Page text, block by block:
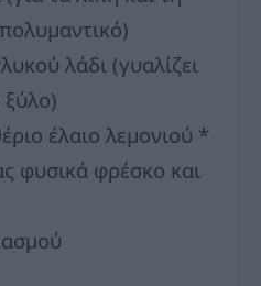
λάδι (γυαλίζει
ξύλο)
έλαιο λεμονιού *
φυσικά φρέσκο ​​και